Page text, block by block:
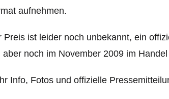
aufnehmen.
Preis ist leider noch unbekannt, ein
aber noch im November 2009 im
Info, Fotos und offizielle